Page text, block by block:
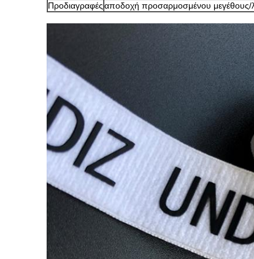
Προδιαγραφέςαποδοχή προσαρμοσμένου